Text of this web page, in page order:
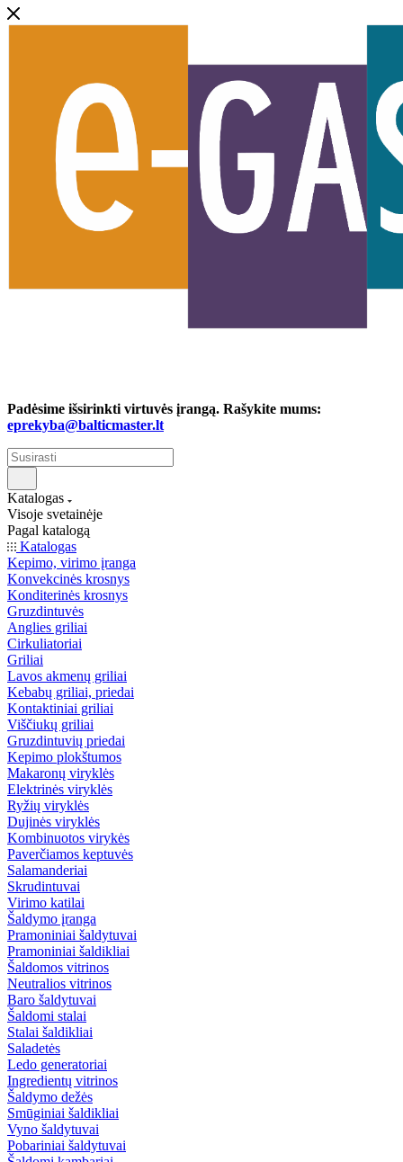
Padėsime išsirinkti virtuvės įrangą. Rašykite mums:
eprekyba@balticmaster.lt
Katalogas
Visoje svetainėje
Pagal katalogą
Katalogas
Kepimo, virimo įranga
Konvekcinės krosnys
Konditerinės krosnys
Gruzdintuvės
Anglies griliai
Cirkuliatoriai
Griliai
Lavos akmenų griliai
Kebabų griliai, priedai
Kontaktiniai griliai
Viščiukų griliai
Gruzdintuvių priedai
Kepimo plokštumos
Makaronų viryklės
Elektrinės viryklės
Ryžių viryklės
Dujinės viryklės
Kombinuotos virykės
Paverčiamos keptuvės
Salamanderiai
Skrudintuvai
Virimo katilai
Šaldymo įranga
Pramoniniai šaldytuvai
Pramoniniai šaldikliai
Šaldomos vitrinos
Neutralios vitrinos
Baro šaldytuvai
Šaldomi stalai
Stalai šaldikliai
Saladetės
Ledo generatoriai
Ingredientų vitrinos
Šaldymo dežės
Smūginiai šaldikliai
Vyno šaldytuvai
Pobariniai šaldytuvai